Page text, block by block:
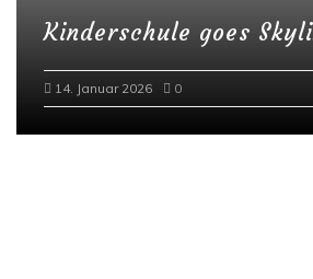
Kinderschule goes
14. Januar 2026 0